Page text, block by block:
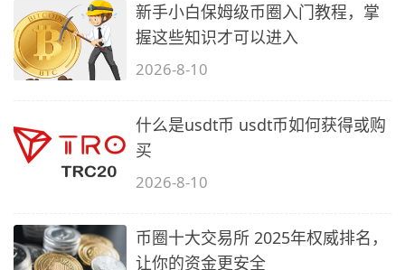
新手小白保姆级币圈入门教程，掌
握这些知识才可以进入
2026-8-10
什么是usdt币 usdt币如何获得或购
买
2026-8-10
币圈十大交易所 2025年权威排名，
让你的资金更安全